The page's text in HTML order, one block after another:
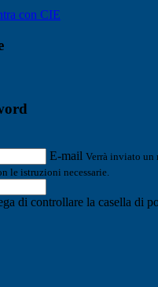
con CIE
E-mail Verrà inviato un
le istruzioni necessarie.
di controllare la casella di